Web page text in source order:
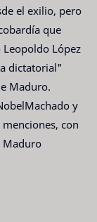
el exilio, pero
que
López
dictatorial"
Maduro.
y
con
Maduro